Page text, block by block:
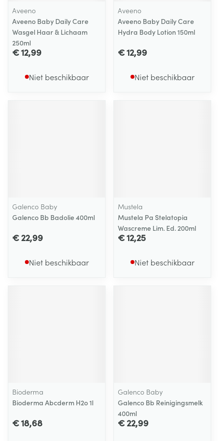
Aveeno
Aveeno Baby Daily Care
Wasgel Haar & Lichaam
250ml
€ 12,99
Niet beschikbaar
Aveeno
Aveeno Baby Daily Care
Hydra Body Lotion 150ml
€ 12,99
Niet beschikbaar
Galenco Baby
Galenco Bb Badolie 400ml
€ 22,99
Niet beschikbaar
Mustela
Mustela Pa Stelatopia
Wascreme Lim. Ed. 200ml
€ 12,25
Niet beschikbaar
Bioderma
Bioderma Abcderm H2o 1l
€ 18,68
Galenco Baby
Galenco Bb Reinigingsmelk
400ml
€ 22,99